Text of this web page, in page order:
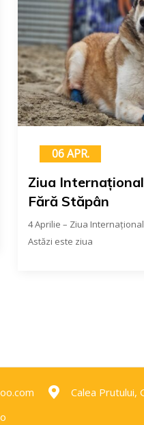
06 APR.
Ziua
Fără Stăpân
4 Aprilie – Ziua
Astăzi este ziua
Calea Prutului,